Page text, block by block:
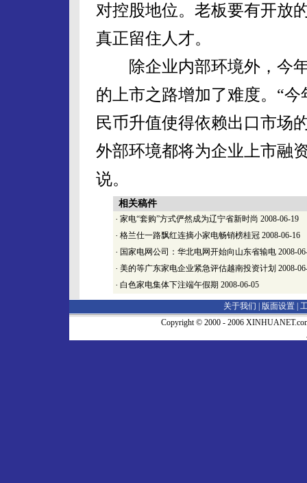
对控股地位。老板要有开放
真正留住人才。
除企业内部环境外，今年
的上市之路增加了难度。“
民币升值使得依赖出口市场
外部环境都将为企业上市融
说。
相关稿件
· 家电“套购”方式俨然成为辽宁省新时尚 2008-06-19
· 格兰仕一路飘红连摘小家电畅销榜桂冠 2008-06-16
· 国家电网公司：华北电网开始向山东省输电 2008-
· 美的等广东家电企业紧急评估越南投资计划 2008-
· 白色家电集体下注端午假期 2008-06-05
关于我们 | 版面设置
Copyright © 2000 - 2006